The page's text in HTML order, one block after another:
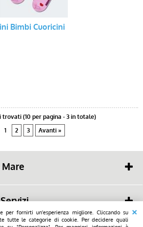
per fornirti un'esperienza migliore. Cliccando su
tutte le categorie di cookie. Per decidere quali
Bimbi Cuoricini
trovati (10 per pagina - 3 in totale)
1
2 3 Avanti »
736 9692